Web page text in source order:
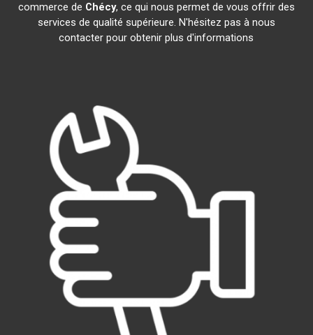
commerce de Chécy, ce qui nous permet de vous offrir des
services de qualité supérieure. N'hésitez pas à nous
contacter pour obtenir plus d'informations